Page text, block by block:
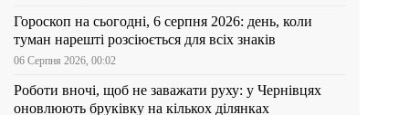
Гороскоп на сьогодні, 6 серпня 2026: день, коли
туман нарешті розсіюється для всіх знаків
06 Серпня 2026, 00:02
Роботи вночі, щоб не заважати руху: у Чернівцях
оновлюють бруківку на кількох ділянках